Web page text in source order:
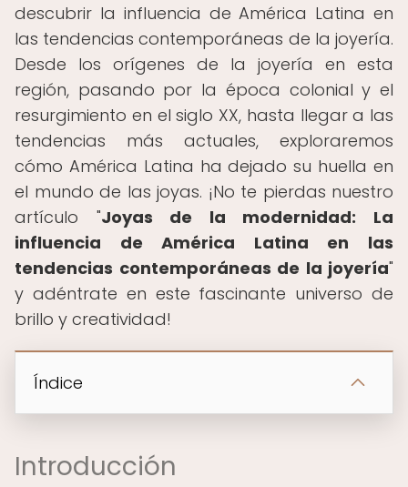
descubrir la influencia de América Latina en
las tendencias contemporáneas de la joyería.
Desde los orígenes de la joyería en esta
región, pasando por la época colonial y el
resurgimiento en el siglo XX, hasta llegar a las
tendencias más actuales, exploraremos
cómo América Latina ha dejado su huella en
el mundo de las joyas. ¡No te pierdas nuestro
artículo "Joyas de la modernidad: La
influencia de América Latina en las
tendencias contemporáneas de la joyería"
y adéntrate en este fascinante universo de
brillo y creatividad!
Índice
Introducción